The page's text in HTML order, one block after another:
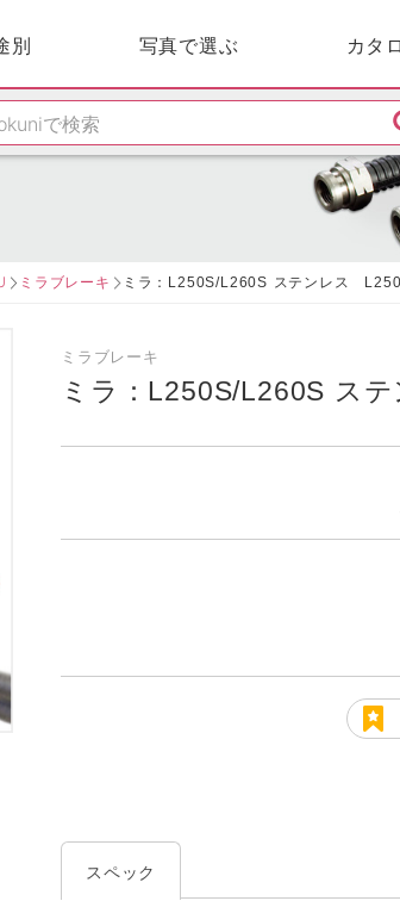
別 写真で選ぶ カタ
ミラブレーキ ミラ：L250S/L260S ステンレス
ミラブレーキ
ミラ：L250S/L260S ステ
スペック